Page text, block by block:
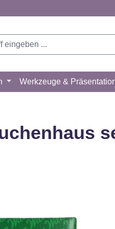
Werkzeuge &